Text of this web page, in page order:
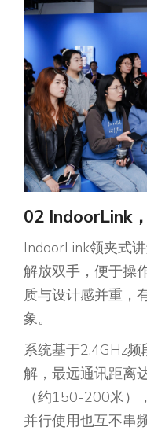
02 IndoorLink
IndoorLink领夹式
解放双手，便于操
质与设计感并重，
象。
系统基于2.4GHz
解，最远通讯距离
（约150-200米）
并行使用也互不串频